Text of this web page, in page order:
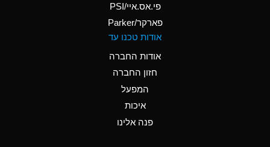
Ammonium Sulfate
B
Amyl Acetate (Banana
פי.אס.איי/PSI
פארקר/Parker
אודות טכנו עד
אודות החברה
חזון החברה
המפעל
איכות
פנה אלינו